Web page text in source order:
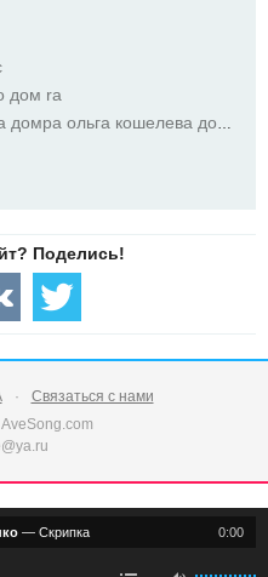
дом ra
трио дом ra татьяна ненашева домра ольга кошелева домра анна сединина фортепиано
Связаться с нами
0:00
— Скрипка